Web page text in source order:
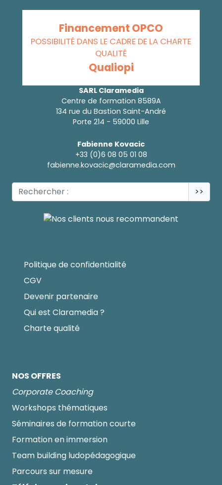
Financement OPCO
POSSIBILITÉ DANS LE CADRE DE LA CHARTE
QUALITÉ
Qualiopi
SARL Claramedia
Centre de formation 8589A
134 rue du Bastion Saint-André
Porte 214 - 59000 Lille
Fabienne Kovacic
+33 (0)6 08 05 01 08
fabienne.kovacic@claramedia.com
>>
Politique de confidentialité
CGV
Devenir partenaire
Qui est Claramedia ?
Charte qualité
NOS OFFRES
Corporate Coaching
Workshops thématiques
Séminaires de formation courte
Formation en immersion
Team building ludopédagogique
Parcours sur mesure